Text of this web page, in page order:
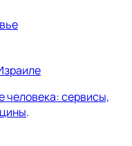
человека: сервисы,
.